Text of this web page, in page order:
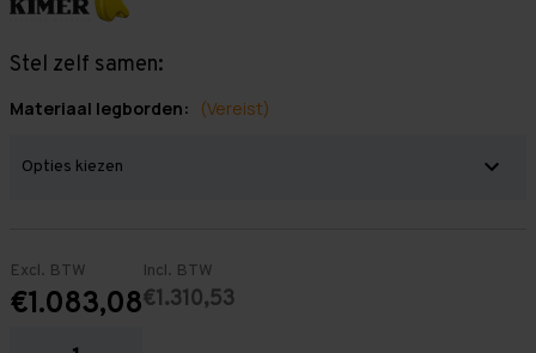
Stel zelf samen:
Materiaal legborden: (Vereist)
Excl. BTW
€1.083,08
Incl. BTW
€1.310,53